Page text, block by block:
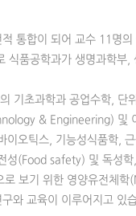
통합이 되어 교수 11명
품공학과가 생명과학부
기초과학과 공업수학,
& Engineering) 및
오틱스, 기능성식품학,
성(Food safety) 및 독성
보기 위한 영양유전체
와 교육이 이루어지고 있